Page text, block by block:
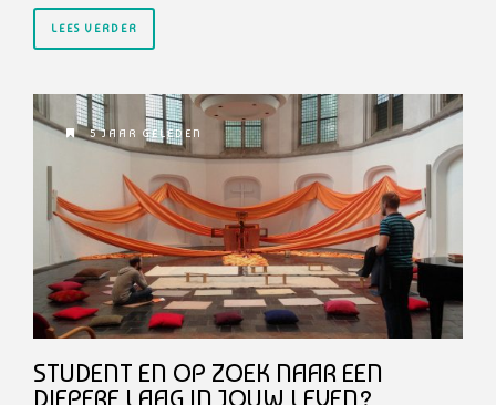
LEES VERDER
5 JAAR GELEDEN
STUDENT EN OP ZOEK NAAR EEN
DIEPERE LAAG IN JOUW LEVEN?